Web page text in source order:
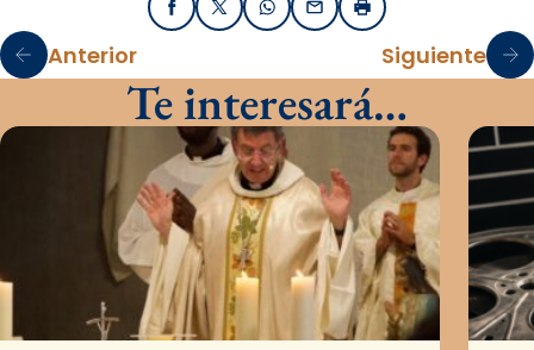
FacebookX / TwitterWhatsApp
EmailImprimir
Anterior Siguiente
Te interesará…